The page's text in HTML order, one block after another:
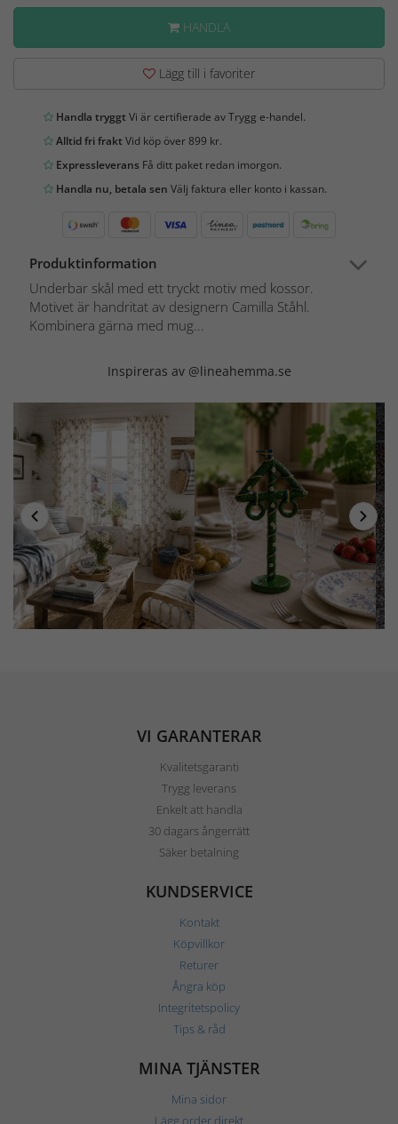
HANDLA
Lägg till i favoriter
Handla tryggtVi är certifierade av Trygg e-handel.
Alltid fri fraktVid köp över 899 kr.
Expressleverans Få ditt paket redan imorgon.
Handla nu, betala sen Välj faktura eller konto i kassan.
Produktinformation
Underbar skål med ett tryckt motiv med kossor.
Motivet är handritat av designern Camilla Ståhl.
Kombinera gärna med mug...
Inspireras av @lineahemma.se
VI GARANTERAR
Kvalitetsgaranti
Trygg leverans
Enkelt att handla
30 dagars ångerrätt
Säker betalning
KUNDSERVICE
Kontakt
Köpvillkor
Returer
Ångra köp
Integritetspolicy
Tips & råd
MINA TJÄNSTER
Mina sidor
Lägg order direkt